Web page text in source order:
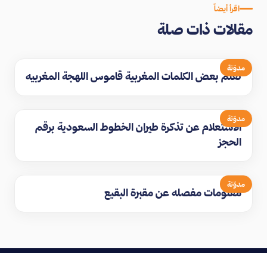
اقرأ أيضاً
مقالات ذات صلة
مدوّنة
تعلم بعض الكلمات المغربية قاموس اللهجة المغربيه
مدوّنة
الاستعلام عن تذكرة طيران الخطوط السعودية برقم
الحجز
مدوّنة
معلومات مفصله عن مقبرة البقيع